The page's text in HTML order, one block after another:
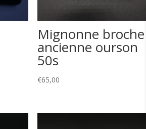
Mignonne broche
ancienne ourson
50s
€65,00